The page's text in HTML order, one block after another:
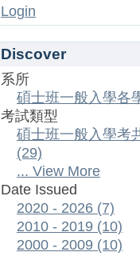
Login
Discover
系所
碩士班一般入學各
考試類型
碩士班一般入學考
(29)
... View More
Date Issued
2020 - 2026 (7)
2010 - 2019 (10)
2000 - 2009 (10)